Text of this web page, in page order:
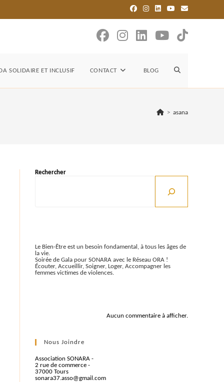
SOLIDAIRE ET INCLUSIF CONTACT BLOG TOGGLE
> asana
Rechercher
Le Bien-Être est un besoin fondamental, à tous les âges de
la vie.
Soirée de Gala pour SONARA avec le Réseau ORA !
Écouter, Accueillir, Soigner, Loger, Accompagner les
femmes victimes de violences.
Aucun commentaire à afficher.
Nous Joindre
Association SONARA -
2 rue de commerce -
37000 Tours
sonara37.asso@gmail.com